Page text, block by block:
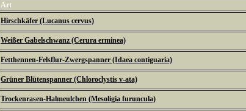
Art
Hirschkäfer (Lucanus cervus)
Weißer Gabelschwanz (Cerura erminea)
Fetthennen-Felsflur-Zwergspanner (Idaea contiguaria)
Grüner Blütenspanner (Chloroclystis v-ata)
Trockenrasen-Halmeulchen (Mesoligia furuncula)